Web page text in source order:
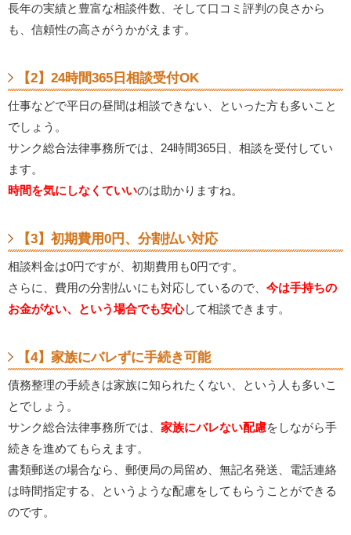
長年の実績と豊富な相談件数、そして口コミ評判の良さから
も、信頼性の高さがうかがえます。
【2】24時間365日相談受付OK
仕事などで平日の昼間は相談できない、といった方も多いこと
でしょう。
サンク総合法律事務所では、24時間365日、相談を受付してい
ます。
時間を気にしなくていいのは助かりますね。
【3】初期費用0円、分割払い対応
相談料金は0円ですが、初期費用も0円です。
さらに、費用の分割払いにも対応しているので、 今は手持ちの
お金がない、という場合でも安心して相談できます。
【4】家族にバレずに手続き可能
債務整理の手続きは家族に知られたくない、という人も多いこ
とでしょう。
サンク総合法律事務所では、 家族にバレない配慮をしながら手
続きを進めてもらえます。
書類郵送の場合なら、郵便局の局留め、無記名発送、電話連絡
は時間指定する、というような配慮をしてもらうことができる
のです。